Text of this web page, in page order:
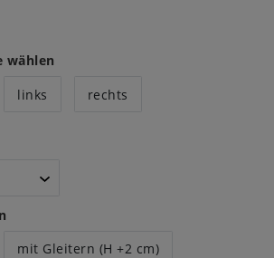
wählen
links rechts
mit Gleitern (H +2 cm)